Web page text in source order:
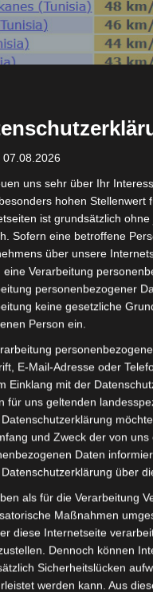
bis Do, 11.
km/h
,
11. Juni 2026, 7 Uhr,
Niederschlagsmenge
von bis zu 115
sind wie folgt: Im
Nasrallah, Ain Jelloula
und im Zentrum von
und der höchste Wert
Niederschlag
Niederschlagsmengen
Zaghouan und Souaf
sicherte sich El
die höchste
erreichte, gefolgt
jeweils 6
07.08.2026
uns sehr über Ihr
hohen Stellenwert
ist grundsätzlich
Sofern eine betroffene
über unsere
eine Verarbeitung
personenbezogener
keine gesetzliche
Person ein.
E-Mail-Adresse oder
Einklang mit der
für uns geltenden
und Zweck der von
Daten
über
als für die Verarbeitung
Maßnahmen
diese Internetseite
Dennoch können
Sicherheitslücken
werden kann. Aus